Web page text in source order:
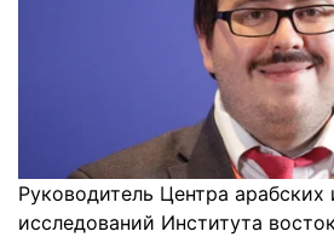
Руководитель Центра арабских
исследований Института